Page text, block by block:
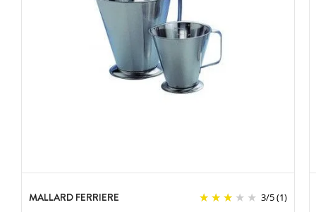
MALLARD FERRIERE 3/5(1)